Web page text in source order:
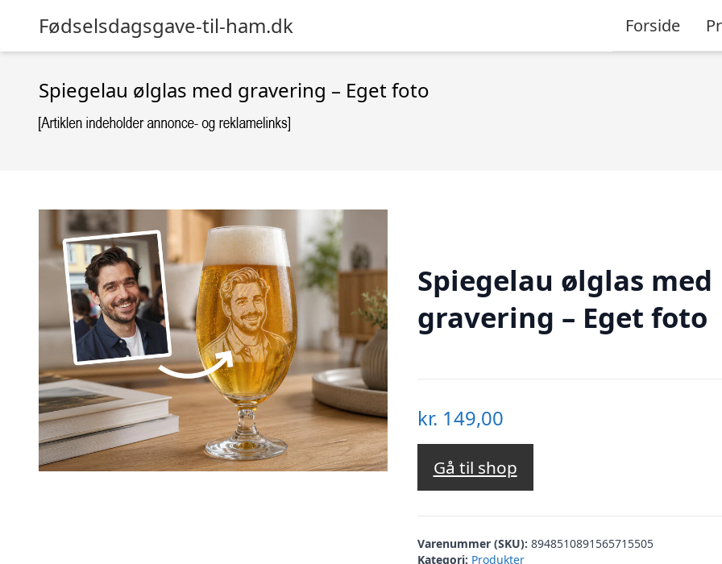
Fødselsdagsgave-til-ham.dk Forside
Spiegelau ølglas med gravering – Eget foto
Spiegelau ølglas med
gravering – Eget foto
kr. 149,00
Gå til shop
Varenummer (SKU): 8948510891565715505
Kategori: Produkter